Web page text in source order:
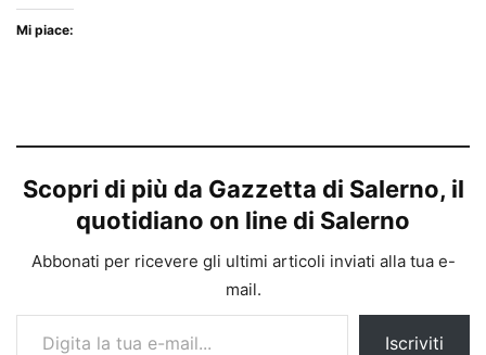
Mi piace:
Scopri di più da Gazzetta di Salerno, il
quotidiano on line di Salerno
Abbonati per ricevere gli ultimi articoli inviati alla tua e-
mail.
Digita la tua e-mail...
Iscriviti